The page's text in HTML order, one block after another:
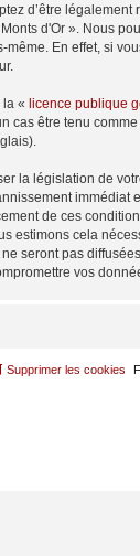
d’être légalement
d'Or ». Nous
En effet, si
la « licence publique
cas être tenu
la législation de
immédiat
de ces
estimons cela
seront pas
vos
Supprimer les cookies